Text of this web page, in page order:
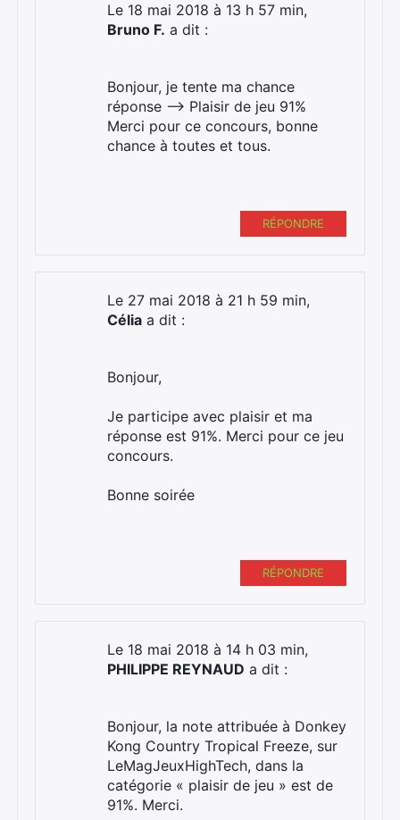
Le 18 mai 2018 à 13 h 57 min,
Bruno F. a dit :
Bonjour, je tente ma chance
réponse --> Plaisir de jeu 91%
Merci pour ce concours, bonne
chance à toutes et tous.
RÉPONDRE
Le 27 mai 2018 à 21 h 59 min,
Célia a dit :
Bonjour,
Je participe avec plaisir et ma
réponse est 91%. Merci pour ce jeu
concours.
Bonne soirée
RÉPONDRE
Le 18 mai 2018 à 14 h 03 min,
PHILIPPE REYNAUD a dit :
Bonjour, la note attribuée à Donkey
Kong Country Tropical Freeze, sur
LeMagJeuxHighTech, dans la
catégorie « plaisir de jeu » est de
91%. Merci.